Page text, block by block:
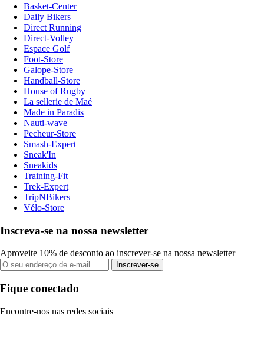
Basket-Center
Daily Bikers
Direct Running
Direct-Volley
Espace Golf
Foot-Store
Galope-Store
Handball-Store
House of Rugby
La sellerie de Maé
Made in Paradis
Nauti-wave
Pecheur-Store
Smash-Expert
Sneak'In
Sneakids
Training-Fit
Trek-Expert
TripNBikers
Vélo-Store
Inscreva-se na nossa newsletter
Aproveite 10% de desconto ao inscrever-se na nossa newsletter
Inscrever-se
Fique conectado
Encontre-nos nas redes sociais